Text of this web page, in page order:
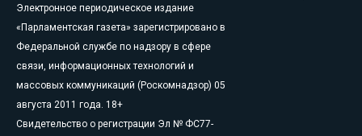
Электронное периодическое издание
«Парламентская газета» зарегистрировано в
Федеральной службе по надзору в сфере
связи, информационных технологий и
массовых коммуникаций (Роскомнадзор) 05
августа 2011 года. 18+
Свидетельство о регистрации Эл № ФС77-